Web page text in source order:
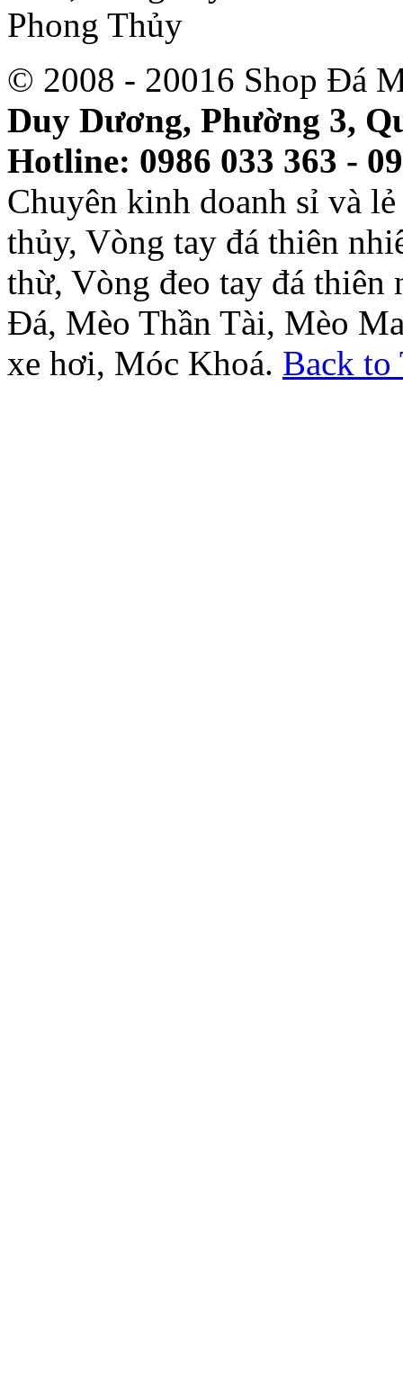
© 2008 - 20016 Shop Đá
Duy Dương, Phường 3,
Hotline: 0986 033 363 -
Chuyên kinh doanh sỉ và
thủy, Vòng tay đá thiên
thừ, Vòng đeo tay đá thiên
Đá, Mèo Thần Tài, Mèo
xe hơi, Móc Khoá. Back to